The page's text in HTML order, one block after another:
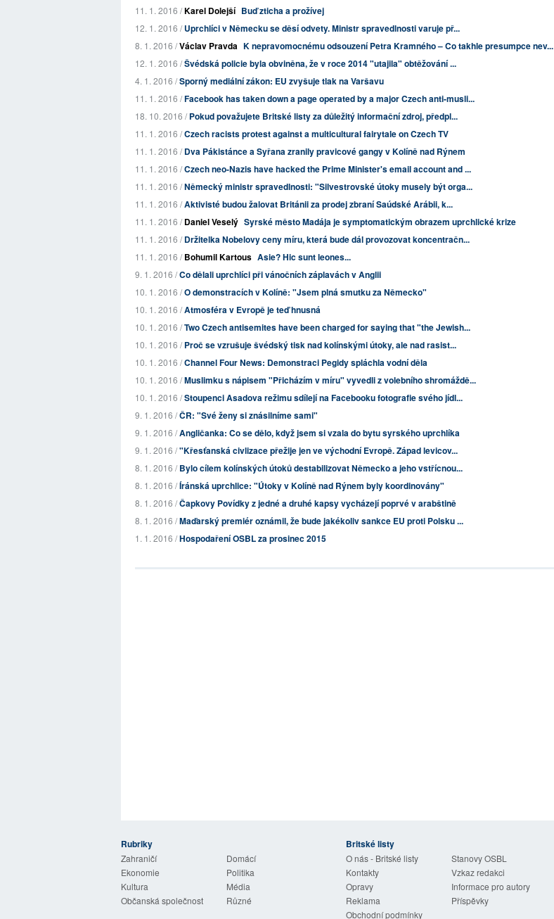
11. 1. 2016 /Karel Dolejší Buď zticha a prožívej
12. 1. 2016 /Uprchlíci v Německu se děsí odvety. Ministr spravedlnosti varuje př...
8. 1. 2016 /Václav Pravda K nepravomocnému odsouzení Petra Kramného – Co takhle presumpce nev...
12. 1. 2016 /Švédská policie byla obviněna, že v roce 2014 "utajila" obtěžování ...
4. 1. 2016 /Sporný mediální zákon: EU zvyšuje tlak na Varšavu
11. 1. 2016 /Facebook has taken down a page operated by a major Czech anti-musli...
18. 10. 2016 /Pokud považujete Britské listy za důležitý informační zdroj, předpl...
11. 1. 2016 /Czech racists protest against a multicultural fairytale on Czech TV
11. 1. 2016 /Dva Pákistánce a Syřana zranily pravicové gangy v Kolíně nad Rýnem
11. 1. 2016 /Czech neo-Nazis have hacked the Prime Minister's email account and ...
11. 1. 2016 /Německý ministr spravedlnosti: "Silvestrovské útoky musely být orga...
11. 1. 2016 /Aktivisté budou žalovat Británii za prodej zbraní Saúdské Arábii, k...
11. 1. 2016 /Daniel Veselý Syrské město Madája je symptomatickým obrazem uprchlické krize
11. 1. 2016 /Držitelka Nobelovy ceny míru, která bude dál provozovat koncentračn...
11. 1. 2016 /Bohumil Kartous Asie? Hic sunt leones...
9. 1. 2016 /Co dělali uprchlíci při vánočních záplavách v Anglii
10. 1. 2016 /O demonstracích v Kolíně: "Jsem plná smutku za Německo"
10. 1. 2016 /Atmosféra v Evropě je teď hnusná
10. 1. 2016 /Two Czech antisemites have been charged for saying that "the Jewish...
10. 1. 2016 /Proč se vzrušuje švédský tisk nad kolínskými útoky, ale nad rasist...
10. 1. 2016 /Channel Four News: Demonstraci Pegidy spláchla vodní děla
10. 1. 2016 /Muslimku s nápisem "Přicházím v míru" vyvedli z volebního shromáždě...
10. 1. 2016 /Stoupenci Asadova režimu sdílejí na Facebooku fotografie svého jídl...
9. 1. 2016 /ČR: "Své ženy si znásilníme sami"
9. 1. 2016 /Angličanka: Co se dělo, když jsem si vzala do bytu syrského uprchlíka
9. 1. 2016 /"Křesťanská civlizace přežije jen ve východní Evropě. Západ levicov...
8. 1. 2016 /Bylo cílem kolínských útoků destabilizovat Německo a jeho vstřícnou...
8. 1. 2016 /Íránská uprchlice: "Útoky v Kolíně nad Rýnem byly koordinovány"
8. 1. 2016 /Čapkovy Povídky z jedné a druhé kapsy vycházejí poprvé v arabštině
8. 1. 2016 /Maďarský premiér oznámil, že bude jakékoliv sankce EU proti Polsku ...
1. 1. 2016 /Hospodaření OSBL za prosinec 2015
Rubriky
Zahraničí
Domácí
Ekonomie
Politika
Kultura
Média
Občanská společnost
Různé
Britské listy
O nás - Britské listy
Stanovy OSBL
Kontakty
Vzkaz redakci
Opravy
Informace pro autory
Reklama
Příspěvky
Obchodní podmínky